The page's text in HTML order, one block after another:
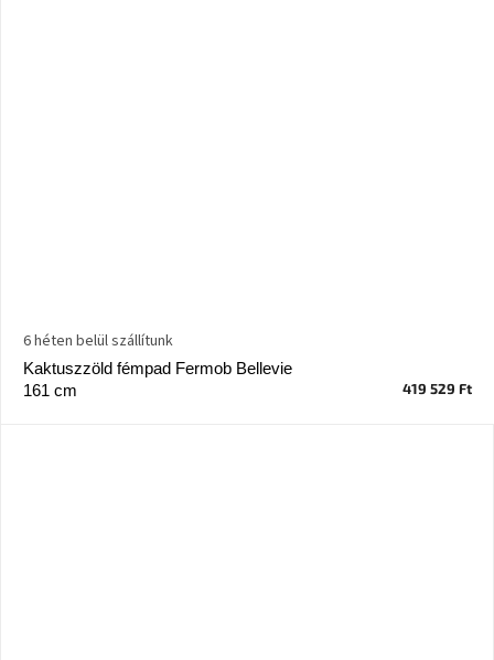
Kaktuszzöld fémpad Fermob Bellevie
161 cm
6 héten belül szállítunk
419 529 Ft